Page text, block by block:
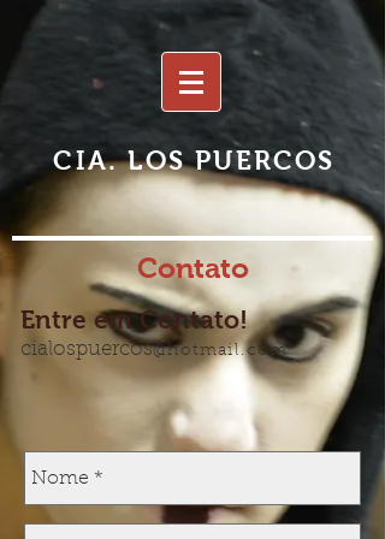
CIA.LOS PUERCOS
Contato
Entre em Contato!
cialospuercos@hotmail.com